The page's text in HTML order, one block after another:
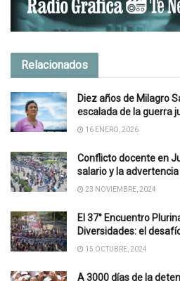
Relacionados
Diez años de Milagro
escalada de la guerra
16 ENERO, 2026
Conflicto docente en
salario y la
23 NOVIEMBRE, 2024
El 37° Encuentro
Diversidades: el
15 OCTUBRE, 2024
A 3000 días de la